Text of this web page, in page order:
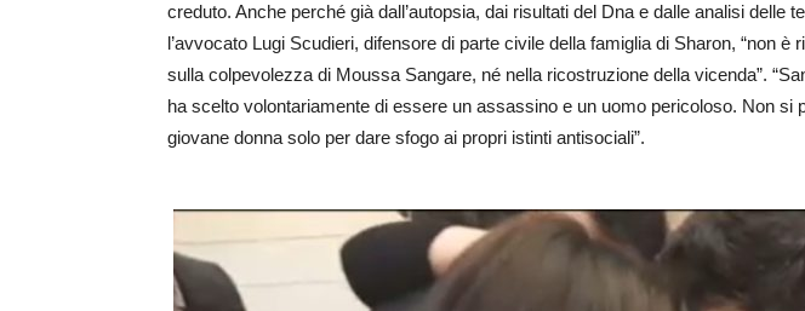
creduto. Anche perché già dall’autopsia, dai risultati del Dna e dalle analisi delle
l’avvocato Lugi Scudieri, difensore di parte civile della famiglia di Sharon, “non è
sulla colpevolezza di Moussa Sangare, né nella ricostruzione della vicenda”.
ha scelto volontariamente di essere un assassino e un uomo pericoloso. Non si
giovane donna solo per dare sfogo ai propri istinti antisociali”.